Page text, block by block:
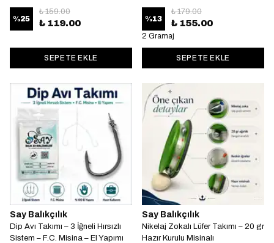
%25
₺ 159.00
₺ 119.00
SEPETE EKLE
%13
₺ 179.00
₺ 155.00
2 Gramaj
SEPETE EKLE
Say Balıkçılık
Dip Avı Takımı – 3 İğneli Hırsızlı
Sistem – F.C. Misina – El Yapımı
Say Balıkçılık
Nikelaj Zokalı Lüfer Takımı – 20 gr
Hazır Kurulu Misinalı